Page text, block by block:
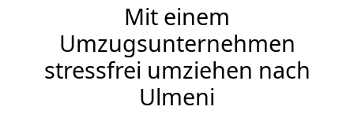
Mit einem
Umzugsunternehmen
stressfrei umziehen nach
Ulmeni